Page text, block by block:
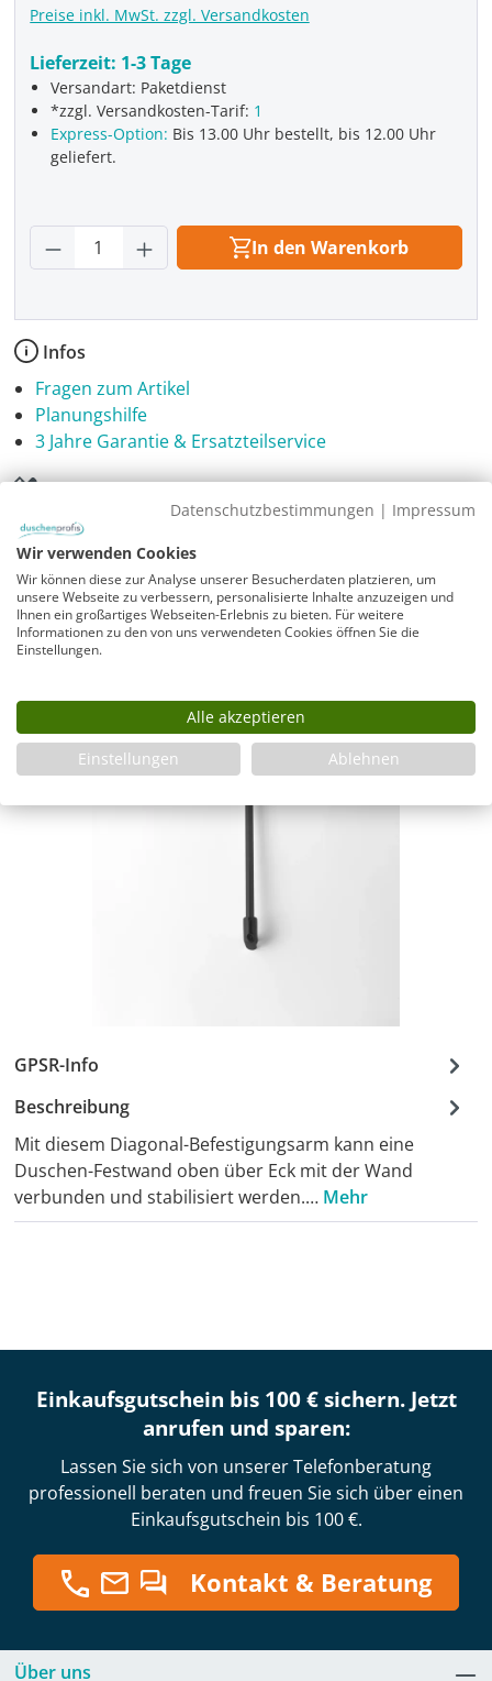
Preise inkl. MwSt. zzgl. Versandkosten
Lieferzeit: 1-3 Tage
Versandart: Paketdienst
*zzgl. Versandkosten-Tarif: 1
Express-Option: Bis 13.00 Uhr bestellt, bis 12.00 Uhr
geliefert.
Produkt Anzahl: Gib den gewünschten
In den Warenkorb
Infos
Fragen zum Artikel
Planungshilfe
3 Jahre Garantie & Ersatzteilservice
Montageanleitung
A_SUL_SUV__7be2e050
Sicherheitshinweise
Download PDF
GPSR-Info
Beschreibung
Mit diesem Diagonal-Befestigungsarm kann eine
Duschen-Festwand oben über Eck mit der Wand
verbunden und stabilisiert werden.… Mehr
Einkaufsgutschein bis 100 € sichern. Jetzt
anrufen und sparen:
Lassen Sie sich von unserer Telefonberatung
professionell beraten und freuen Sie sich über einen
Einkaufsgutschein bis 100 €.
Kontakt & Beratung
Über uns
Datenschutzbestimmungen | Impressum
Wir verwenden Cookies
Wir können diese zur Analyse unserer Besucherdaten platzieren, um
unsere Webseite zu verbessern, personalisierte Inhalte anzuzeigen und
Ihnen ein großartiges Webseiten-Erlebnis zu bieten. Für weitere
Informationen zu den von uns verwendeten Cookies öffnen Sie die
Einstellungen.
Alle akzeptieren
Einstellungen
Ablehnen